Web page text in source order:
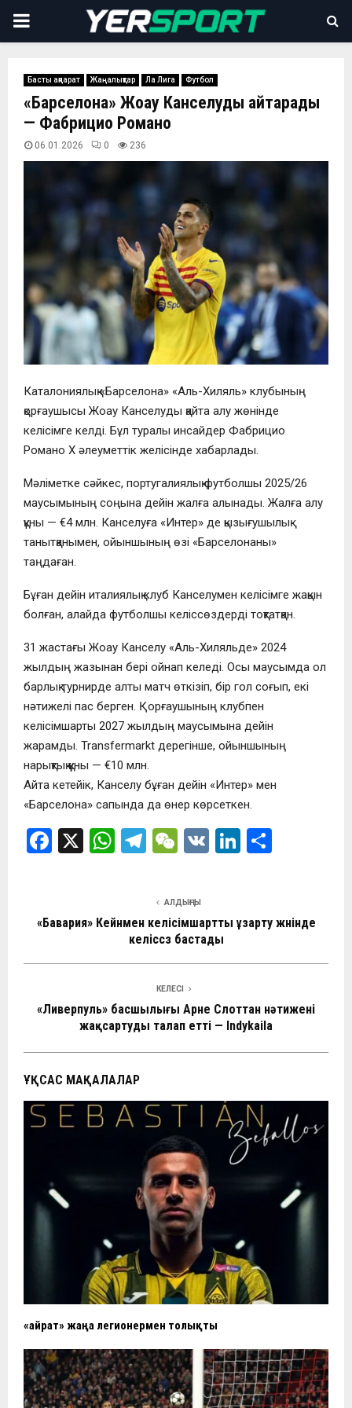
PRIMARY
Басты ақпарат Жаңалықтар Ла Лига Футбол
«Барселона» Жоау Канселуды қайтарады
— Фабрицио Романо
06.01.2026 0 236
Каталониялық «Барселона» «Аль-Хиляль» клубының
қорғаушысы Жоау Канселуды қайта алу жөнінде
келісімге келді. Бұл туралы инсайдер Фабрицио
Романо X әлеуметтік желісінде хабарлады.
Мәліметке сәйкес, португалиялық футболшы 2025/26
маусымының соңына дейін жалға алынады. Жалға алу
құны — €4 млн. Канселуға «Интер» де қызығушылық
танытқанымен, ойыншының өзі «Барселонаны»
таңдаған.
Бұған дейін италиялық клуб Канселумен келісімге жақын
болған, алайда футболшы келіссөздерді тоқтатқан.
31 жастағы Жоау Канселу «Аль-Хиляльде» 2024
жылдың жазынан бері ойнап келеді. Осы маусымда ол
барлық турнирде алты матч өткізіп, бір гол соғып, екі
нәтижелі пас берген. Қорғаушының клубпен
келісімшарты 2027 жылдың маусымына дейін
жарамды. Transfermarkt дерегінше, ойыншының
нарықтық құны — €10 млн.
Айта кетейік, Канселу бұған дейін «Интер» мен
«Барселона» сапында да өнер көрсеткен.
F
b
o
X
W
s
A
p
T
gr
a
m
W
C
h
at
V
Li
dI р
в
ть
АЛДЫҢҒЫ
«Бавария» Кейнмен келісімшартты ұзарту жөнінде
келіссөз бастады
КЕЛЕСІ
«Ливерпуль» басшылығы Арне Слоттан нәтижені
жақсартуды талап етті — Indykaila
ҰҚСАС МАҚАЛАЛАР
«Қайрат» жаңа легионермен толықты